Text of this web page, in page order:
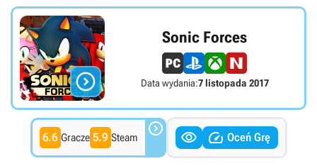

Sonic Forces
Data wydania:7 listopada 2017
6.6 Gracze 5.9 Steam    Oceń Grę